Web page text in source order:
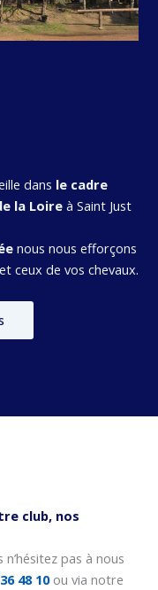
dans le cadre
la Loireà Saint Just
nous nous efforçons
ceux de vos chevaux.
club, nos
pas à nous
48 10 ou via notre